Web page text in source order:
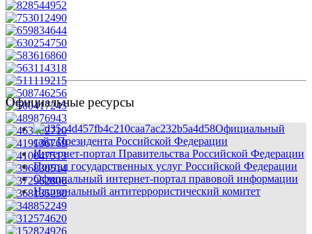
Официальные ресурсы
Официальный
сайт Президента Российской Федерации
Интернет-портал Правительства Российской Федерации
Портал государственных услуг Российской Федерации
Официальный интернет-портал правовой информации
Национальный антитеррористический комитет